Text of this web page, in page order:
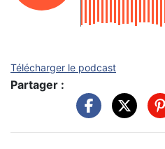
Télécharger le podcast
Partager :